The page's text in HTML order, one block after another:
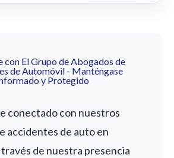
con El Grupo de Abogados de
de Automóvil - Manténgase
y Protegido
conectado con nuestros
accidentes de auto en
de nuestra presencia